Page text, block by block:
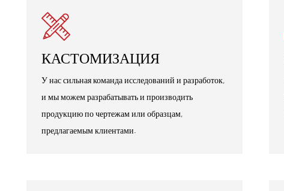
КАСТОМИЗАЦИЯ
У нас сильная команда исследований и разработок,
и мы можем разрабатывать и производить
продукцию по чертежам или образцам,
предлагаемым клиентами.